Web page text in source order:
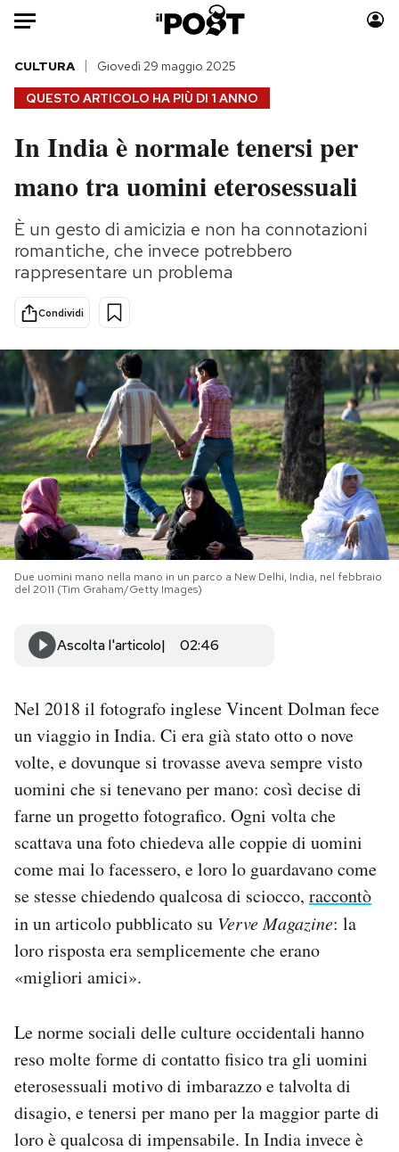
Auto
HOME
Italia
Politica
Tecnologia
Internet
Scienza
Cultura
Economia
Sport
Moda
Consumismi
Storie/Idee
Ok Boomer!
Media
Mondiali calcio 2026
PODCAST
NEWSLETTER
I MIEI PREFERITI
AREA PERSONALE
Area Personale
Newsletter
Notifiche mobile
Regala il Post
QUESTO ARTICOLO HA PIÙ DI 1 ANNO
CULTURA Giovedì 29 maggio 2025
In India è normale tenersi per
mano tra uomini eterosessuali
È un gesto di amicizia e non ha connotazioni
romantiche, che invece potrebbero
rappresentare un problema
Condividi
Due uomini mano nella mano in un parco a New Delhi, India, nel febbraio
del 2011 (Tim Graham/Getty Images)
Ascolta l'articolo 02:46
Nel 2018 il fotografo inglese Vincent Dolman fece
un viaggio in India. Ci era già stato otto o nove
volte, e dovunque si trovasse aveva sempre visto
uomini che si tenevano per mano: così decise di
farne un progetto fotografico. Ogni volta che
scattava una foto chiedeva alle coppie di uomini
come mai lo facessero, e loro lo guardavano come
se stesse chiedendo qualcosa di sciocco, raccontò
in un articolo pubblicato su Verve Magazine: la
loro risposta era semplicemente che erano
«migliori amici».
Le norme sociali delle culture occidentali hanno
reso molte forme di contatto fisico tra gli uomini
eterosessuali motivo di imbarazzo e talvolta di
disagio, e tenersi per mano per la maggior parte di
loro è qualcosa di impensabile. In India invece è